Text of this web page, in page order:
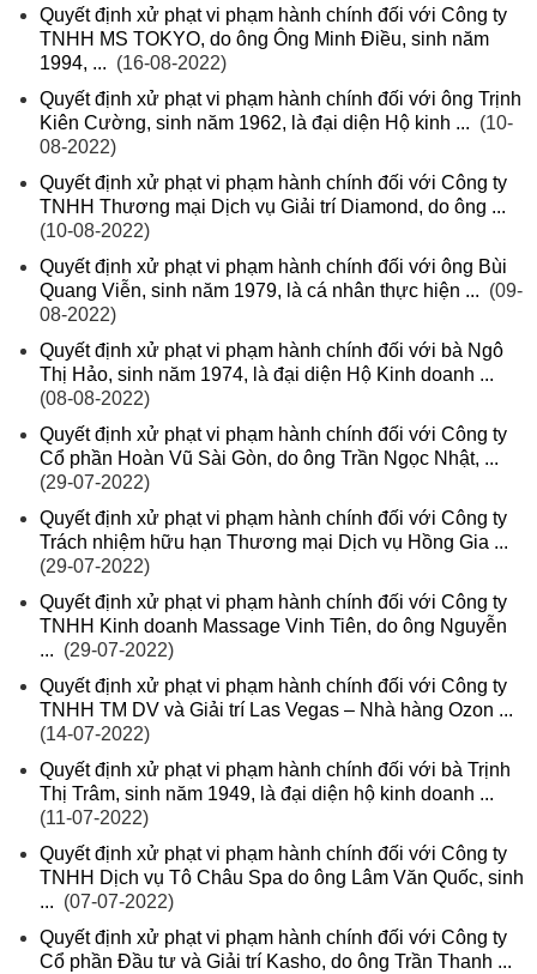
Quyết định xử phạt vi phạm hành chính đối với Công ty
TNHH MS TOKYO, do ông Ông Minh Điều, sinh năm
1994, ... (16-08-2022)
Quyết định xử phạt vi phạm hành chính đối với ông Trịnh
Kiên Cường, sinh năm 1962, là đại diện Hộ kinh ... (10-
08-2022)
Quyết định xử phạt vi phạm hành chính đối với Công ty
TNHH Thương mại Dịch vụ Giải trí Diamond, do ông ...
(10-08-2022)
Quyết định xử phạt vi phạm hành chính đối với ông Bùi
Quang Viễn, sinh năm 1979, là cá nhân thực hiện ... (09-
08-2022)
Quyết định xử phạt vi phạm hành chính đối với bà Ngô
Thị Hảo, sinh năm 1974, là đại diện Hộ Kinh doanh ...
(08-08-2022)
Quyết định xử phạt vi phạm hành chính đối với Công ty
Cổ phần Hoàn Vũ Sài Gòn, do ông Trần Ngọc Nhật, ...
(29-07-2022)
Quyết định xử phạt vi phạm hành chính đối với Công ty
Trách nhiệm hữu hạn Thương mại Dịch vụ Hồng Gia ...
(29-07-2022)
Quyết định xử phạt vi phạm hành chính đối với Công ty
TNHH Kinh doanh Massage Vinh Tiên, do ông Nguyễn
... (29-07-2022)
Quyết định xử phạt vi phạm hành chính đối với Công ty
TNHH TM DV và Giải trí Las Vegas – Nhà hàng Ozon ...
(14-07-2022)
Quyết định xử phạt vi phạm hành chính đối với bà Trịnh
Thị Trâm, sinh năm 1949, là đại diện hộ kinh doanh ...
(11-07-2022)
Quyết định xử phạt vi phạm hành chính đối với Công ty
TNHH Dịch vụ Tô Châu Spa do ông Lâm Văn Quốc, sinh
... (07-07-2022)
Quyết định xử phạt vi phạm hành chính đối với Công ty
Cổ phần Đầu tư và Giải trí Kasho, do ông Trần Thanh ...